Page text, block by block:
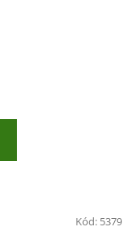
Kód: 5379